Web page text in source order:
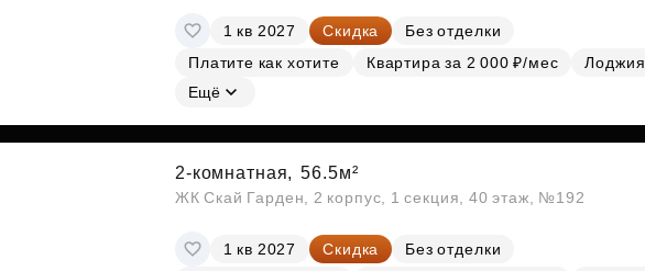
1 кв 2027 Скидка
Без отделки
Платите как хотите
Квартира за 2 000 ₽/мес
Лоджия
Ещё
2-комнатная, 56.5м²
ЖК Скай Гарден, 2 корпус, 1 секция, 40 этаж, №192
1 кв 2027 Скидка
Без отделки